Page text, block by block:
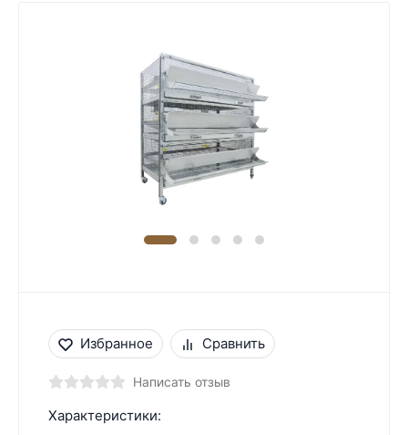
Избранное Сравнить
Написать отзыв
Характеристики: